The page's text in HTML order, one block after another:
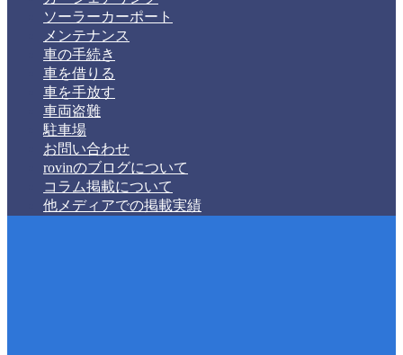
ソーラーカーポート
メンテナンス
車の手続き
車を借りる
車を手放す
車両盗難
駐車場
お問い合わせ
rovinのブログについて
コラム掲載について
他メディアでの掲載実績